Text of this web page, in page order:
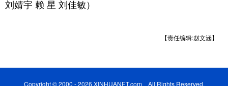
刘婧宇 赖 星 刘佳敏）
【责任编辑:赵文涵】
Copyright © 2000 - 2026 XINHUANET.com All Rights Reserved.